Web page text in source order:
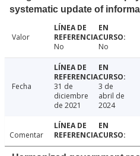
systematic update of
Valor
No
No
Fecha
31 de
diciembre
de 2021
3 de
abril de
2024
Comentar